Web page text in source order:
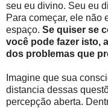
seu eu divino. Seu eu
Para começar, ele não
espaço. Se quiser se
você pode fazer isto,
dos problemas que
Imagine que sua
distancia dessas
percepção aberta.